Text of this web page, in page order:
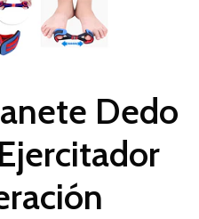
Dedo